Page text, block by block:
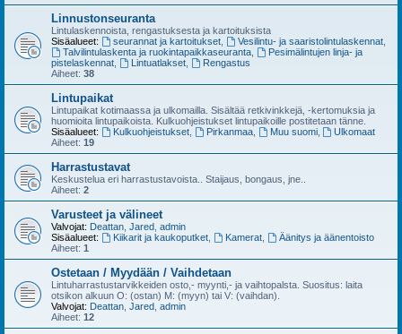
Linnustonseuranta
Lintulaskennoista, rengastuksesta ja kartoituksista
Sisäalueet:
seurannat ja kartoitukset, Vesilintu- ja saaristolintulaskennat,
Talvilintulaskenta ja ruokintapaikkaseuranta,
Pesimälintujen linja- ja
pistelaskennat
Lintuatlakset,
Rengastus
Aiheet: 38
Lintupaikat
Lintupaikat kotimaassa ja ulkomailla. Sisältää retkivinkkejä, -kertomuksia ja
huomioita lintupaikoista. Kulkuohjeistukset lintupaikoille postitetaan tänne.
Sisäalueet:
Kulkuohjeistukset, Pirkanmaa, Muu suomi,
Ulkomaat
Aiheet: 19
Harrastustavat
Keskustelua eri harrastustavoista.. Staijaus, bongaus, jne..
Aiheet: 2
Varusteet ja välineet
Valvojat: Deattan Jared admin
Sisäalueet:
Kiikarit ja kaukoputket, Kamerat,
Äänitys ja äänentoisto
Aiheet: 1
Ostetaan / Myydään / Vaihdetaan
Lintuharrastustarvikkeiden osto,- myynti,- ja vaihtopalsta. Suositus: laita
otsikon alkuun O: (ostan) M: (myyn) tai V: (vaihdan).
Valvojat: Deattan Jared admin
Aiheet: 12